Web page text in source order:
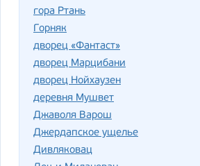
гора Ртань
Горняк
дворец «Фантаст»
дворец Марцибани
дворец Нойхаузен
деревня Мушвет
Джаволя Варош
Джердапское ущелье
Дивляковац